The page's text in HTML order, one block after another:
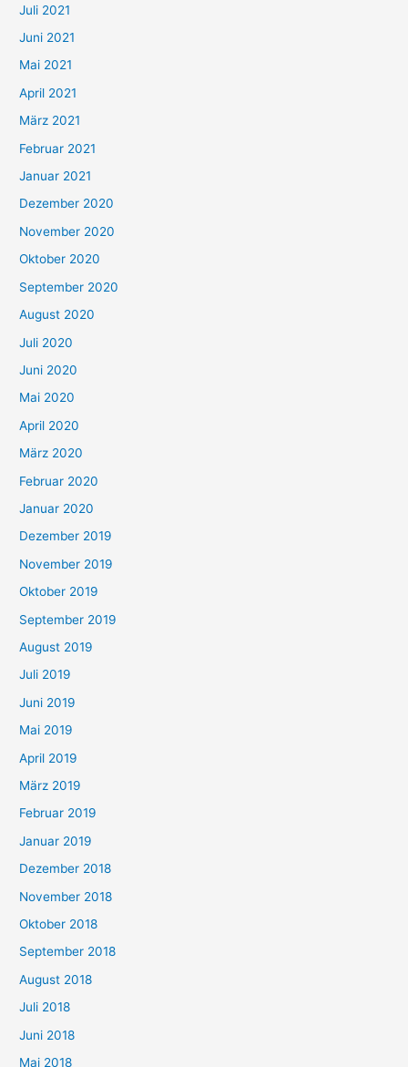
a
c
h
:
Juli 2021
Juni 2021
Mai 2021
April 2021
März 2021
Februar 2021
Januar 2021
Dezember 2020
November 2020
Oktober 2020
September 2020
August 2020
Juli 2020
Juni 2020
Mai 2020
April 2020
März 2020
Februar 2020
Januar 2020
Dezember 2019
November 2019
Oktober 2019
September 2019
August 2019
Juli 2019
Juni 2019
Mai 2019
April 2019
März 2019
Februar 2019
Januar 2019
Dezember 2018
November 2018
Oktober 2018
September 2018
August 2018
Juli 2018
Juni 2018
Mai 2018